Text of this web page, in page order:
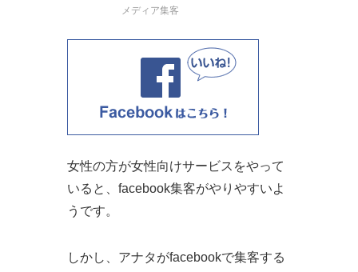
メディア集客
女性の方が女性向けサービスをやって
いると、facebook集客がやりやすいよ
うです。
しかし、アナタがfacebookで集客する